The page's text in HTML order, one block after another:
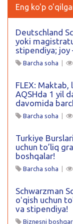
Eng ko'p
Deutschland
yoki
stipendiya; joy
Barcha soha |
FLEX: Maktab,
AQSHda 1 yil
davomida
Barcha soha |
Turkiye
uchun to’liq
boshqalar!
Barcha soha |
Schwarzman
oʻqish uchun
va stipendiya!
Biznesni